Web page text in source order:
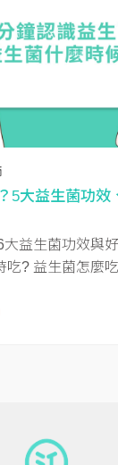
5大益生菌功效
大益生菌功效與
吃? 益生菌怎麼